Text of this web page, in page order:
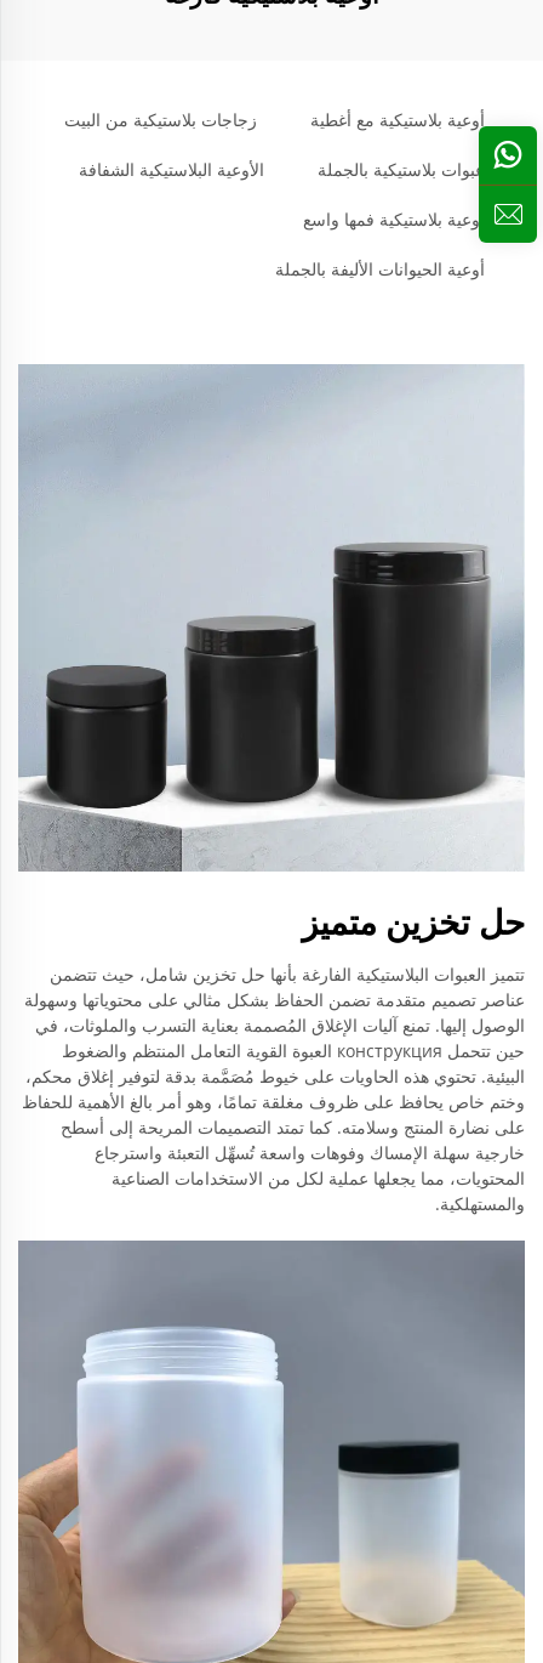
أوعية بلاستيكية مع أغطية زجاجات بلاستيكية من البيت
عبوات بلاستيكية بالجملة الأوعية البلاستيكية الشفافة
أوعية بلاستيكية فمها واسع
أوعية الحيوانات الأليفة بالجملة
حل تخزين متميز
تتميز العبوات البلاستيكية الفارغة بأنها حل تخزين شامل، حيث تتضمن
عناصر تصميم متقدمة تضمن الحفاظ بشكل مثالي على محتوياتها وسهولة
الوصول إليها. تمنع آليات الإغلاق المُصممة بعناية التسرب والملوثات، في
حين تتحمل конструкция العبوة القوية التعامل المنتظم والضغوط
البيئية. تحتوي هذه الحاويات على خيوط مُصَمَّمة بدقة لتوفير إغلاق محكم،
وختم خاص يحافظ على ظروف مغلقة تمامًا، وهو أمر بالغ الأهمية للحفاظ
على نضارة المنتج وسلامته. كما تمتد التصميمات المريحة إلى أسطح
خارجية سهلة الإمساك وفوهات واسعة تُسهِّل التعبئة واسترجاع
المحتويات، مما يجعلها عملية لكل من الاستخدامات الصناعية
والمستهلكية.